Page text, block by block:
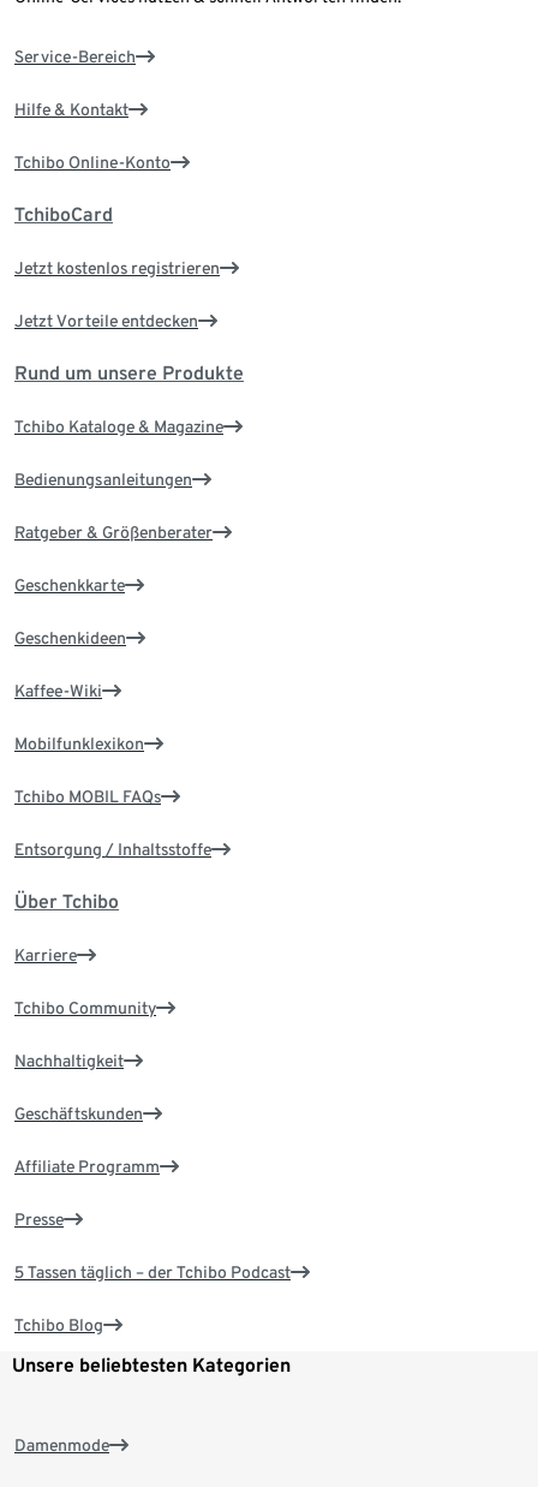
Service-Bereich
Hilfe & Kontakt
Tchibo Online-Konto
TchiboCard
Jetzt kostenlos registrieren
Jetzt Vorteile entdecken
Rund um unsere Produkte
Tchibo Kataloge & Magazine
Bedienungsanleitungen
Ratgeber & Größenberater
Geschenkkarte
Geschenkideen
Kaffee-Wiki
Mobilfunklexikon
Tchibo MOBIL FAQs
Entsorgung / Inhaltsstoffe
Über Tchibo
Karriere
Tchibo Community
Nachhaltigkeit
Geschäftskunden
Affiliate Programm
Presse
5 Tassen täglich – der Tchibo Podcast
Tchibo Blog
Unsere beliebtesten Kategorien
Damenmode